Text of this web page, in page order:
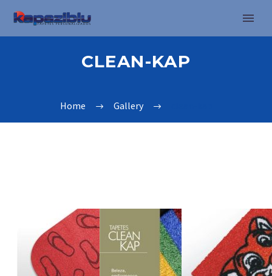
CLEAN-KAP
Home Gallery